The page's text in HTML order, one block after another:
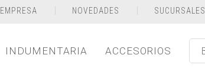
EMPRESA NOVEDADES SUCURSALES
INDUMENTARIA ACCESORIOS